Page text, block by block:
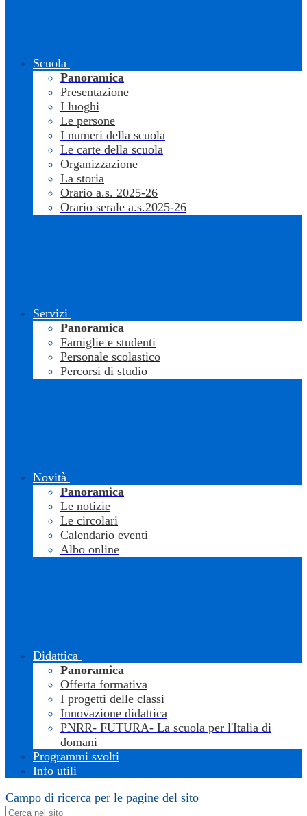
Scuola
Panoramica
Presentazione
I luoghi
Le persone
I numeri della scuola
Le carte della scuola
Organizzazione
La storia
Orario a.s. 2025-26
Orario serale a.s.2025-26
Servizi
Panoramica
Famiglie e studenti
Personale scolastico
Percorsi di studio
Novità
Panoramica
Le notizie
Le circolari
Calendario eventi
Albo online
Didattica
Panoramica
Offerta formativa
I progetti delle classi
Innovazione didattica
PNRR- FUTURA- La scuola per l'Italia di
domani
Programmi svolti
Info utili
Campo di ricerca per le pagine del sito